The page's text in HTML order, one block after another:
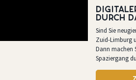
Preisangabe
durch
Sind Sie
Zuid-Limburg
Dann machen
Spaziergang